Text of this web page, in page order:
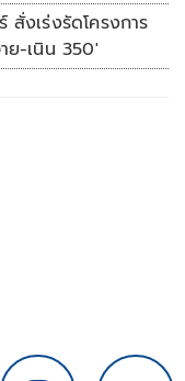
งเร่งรัดโครงการ
ย-เนิน 350'